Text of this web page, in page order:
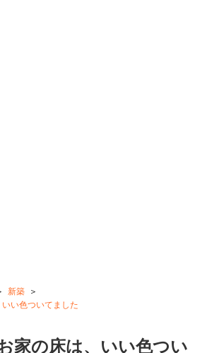
新築
い色ついてました
家の床は、いい色つい